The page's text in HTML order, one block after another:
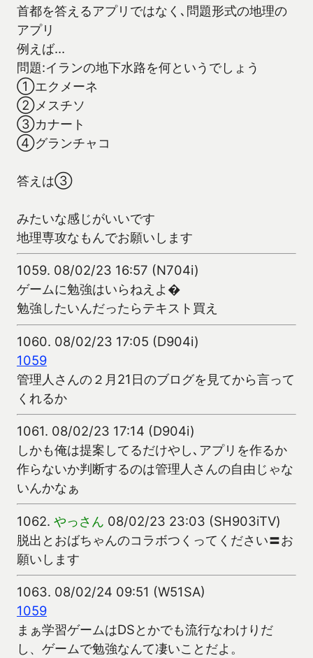
首都を答えるアプリではなく､問題形式の地理の
アプリ
例えば…
問題:イランの地下水路を何というでしょう
①エクメーネ
②メスチソ
③カナート
④グランチャコ
答えは③
みたいな感じがいいです
地理専攻なもんでお願いします
1059. 08/02/23 16:57 (N704i)
ゲームに勉強はいらねえよ�
勉強したいんだったらテキスト買え
1060. 08/02/23 17:05 (D904i)
1059
管理人さんの２月21日のブログを見てから言って
くれるか
1061. 08/02/23 17:14 (D904i)
しかも俺は提案してるだけやし､アプリを作るか
作らないか判断するのは管理人さんの自由じゃな
いんかなぁ
1062. やっさん 08/02/23 23:03 (SH903iTV)
脱出とおばちゃんのコラボつくってください〓お
願いします
1063. 08/02/24 09:51 (W51SA)
1059
まぁ学習ゲームはDSとかでも流行なわけりだ
し、ゲームで勉強なんて凄いことだよ。